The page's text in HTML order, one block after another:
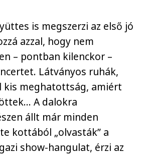
is megszerzi az első jó
azzal, hogy nem
– pontban kilenckor –
Látványos ruhák,
kis meghatottság, amiért
A dalokra
állt már minden
kottából „olvasták” a
show-hangulat, érzi az